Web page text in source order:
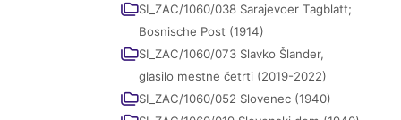
SI_ZAC/1060/038 Sarajevoer Tagblatt;
Bosnische Post (1914)
SI_ZAC/1060/073 Slavko Šlander,
glasilo mestne četrti (2019-2022)
SI_ZAC/1060/052 Slovenec (1940)